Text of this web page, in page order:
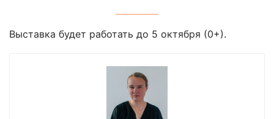
Выставка будет работать до 5 октября (0+).